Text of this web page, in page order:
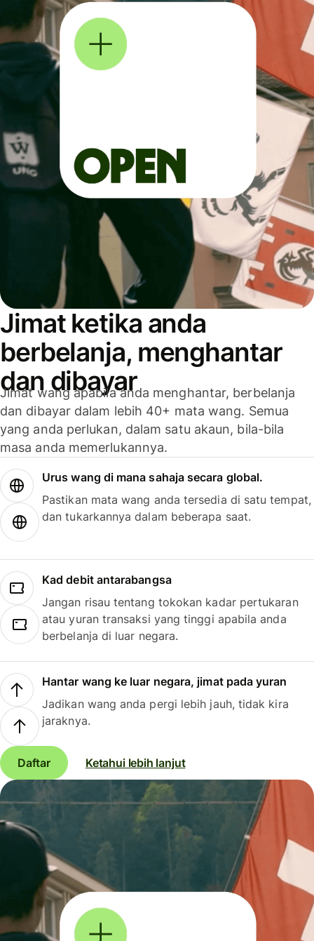
Jimat ketika anda
berbelanja, menghantar
dan dibayar
Jimat wang apabila anda menghantar, berbelanja
dan dibayar dalam lebih 40+ mata wang. Semua
yang anda perlukan, dalam satu akaun, bila-bila
masa anda memerlukannya.
Urus wang di mana sahaja secara global.
Pastikan mata wang anda tersedia di satu tempat,
dan tukarkannya dalam beberapa saat.
Kad debit antarabangsa
Jangan risau tentang tokokan kadar pertukaran
atau yuran transaksi yang tinggi apabila anda
berbelanja di luar negara.
Hantar wang ke luar negara, jimat pada yuran
Jadikan wang anda pergi lebih jauh, tidak kira
jaraknya.
Daftar Ketahui lebih lanjut